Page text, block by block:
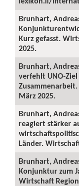
Brunhart,
Kurz gefasst.
2025.
Brunhart,
verfehlt UNO-
März 2025.
Brunhart,
reagiert stärker
Länder.
Brunhart,
Konjunktur zum
Wirtschaft